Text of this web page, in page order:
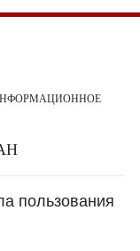
пользования